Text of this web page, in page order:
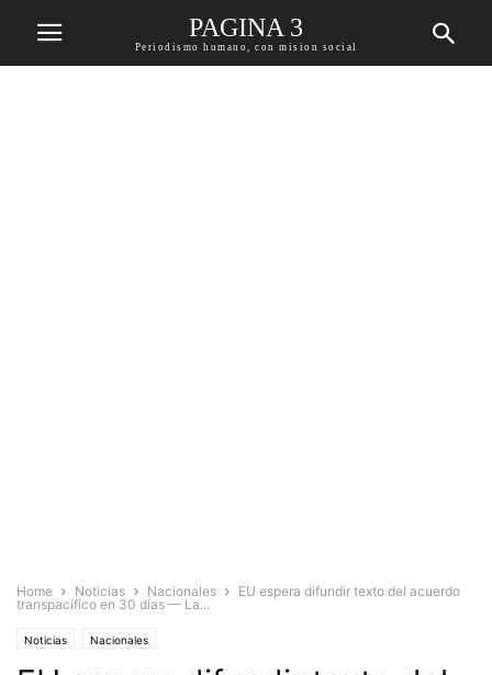
PAGINA 3
Periodismo humano, con mision social
Home Noticias Nacionales
EU espera difundir texto del acuerdo
transpacífico en 30 días — La...
Noticias Nacionales